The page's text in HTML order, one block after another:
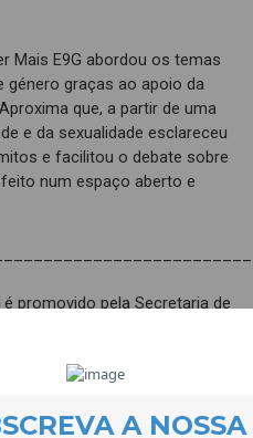
Mais E9G abordou os temas
género graças ao apoio da
que, a partir de uma
e da sexualidade esclareceu
e facilitou o debate sobre
num espaço aberto e
promovido pela Secretaria de
através do Instituto
I.P. e é cofinanciado pelo
Europeia.